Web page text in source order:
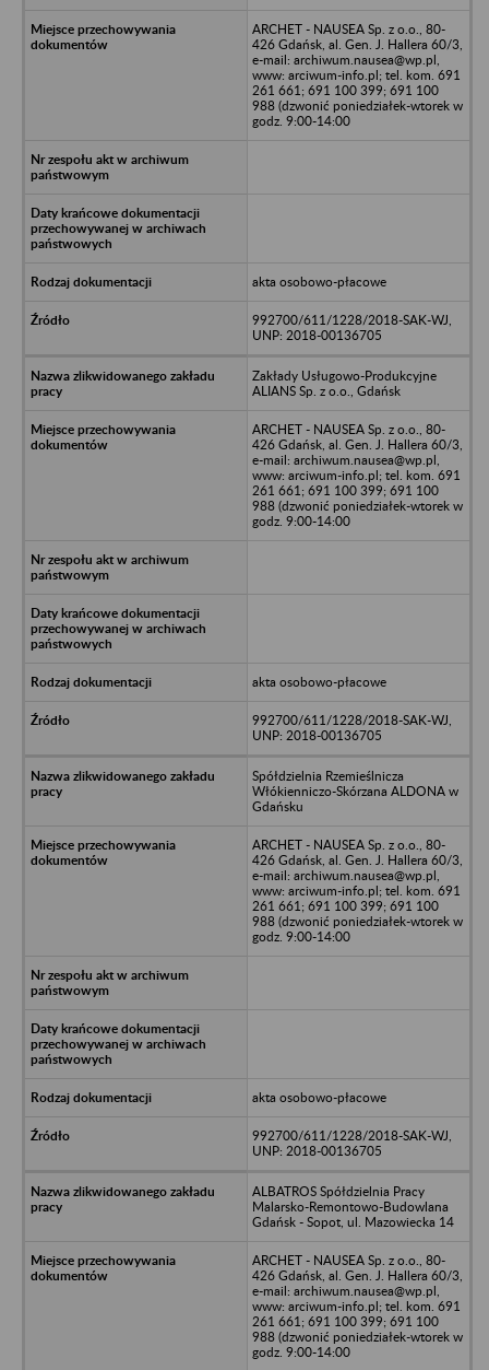
ARCHET - NAUSEA Sp. z o.o., 80-
426 Gdańsk, al. Gen. J. Hallera 60/3,
e-mail: archiwum.nausea@wp.pl,
www: arciwum-info.pl; tel. kom. 691
261 661; 691 100 399; 691 100
988 (dzwonić poniedziałek-wtorek w
godz. 9:00-14:00
akta osobowo-płacowe
992700/611/1228/2018-SAK-WJ,
UNP: 2018-00136705
Zakłady Usługowo-Produkcyjne
ALIANS Sp. z o.o., Gdańsk
ARCHET - NAUSEA Sp. z o.o., 80-
426 Gdańsk, al. Gen. J. Hallera 60/3,
e-mail: archiwum.nausea@wp.pl,
www: arciwum-info.pl; tel. kom. 691
261 661; 691 100 399; 691 100
988 (dzwonić poniedziałek-wtorek w
godz. 9:00-14:00
akta osobowo-płacowe
992700/611/1228/2018-SAK-WJ,
UNP: 2018-00136705
Spółdzielnia Rzemieślnicza
Włókienniczo-Skórzana ALDONA w
Gdańsku
ARCHET - NAUSEA Sp. z o.o., 80-
426 Gdańsk, al. Gen. J. Hallera 60/3,
e-mail: archiwum.nausea@wp.pl,
www: arciwum-info.pl; tel. kom. 691
261 661; 691 100 399; 691 100
988 (dzwonić poniedziałek-wtorek w
godz. 9:00-14:00
akta osobowo-płacowe
992700/611/1228/2018-SAK-WJ,
UNP: 2018-00136705
ALBATROS Spółdzielnia Pracy
Malarsko-Remontowo-Budowlana
Gdańsk - Sopot, ul. Mazowiecka 14
ARCHET - NAUSEA Sp. z o.o., 80-
426 Gdańsk, al. Gen. J. Hallera 60/3,
e-mail: archiwum.nausea@wp.pl,
www: arciwum-info.pl; tel. kom. 691
261 661; 691 100 399; 691 100
988 (dzwonić poniedziałek-wtorek w
godz. 9:00-14:00